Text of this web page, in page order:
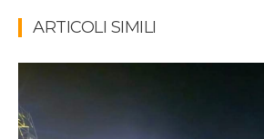
ARTICOLI SIMILI